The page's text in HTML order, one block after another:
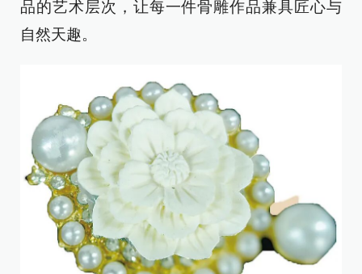
品的艺术层次，让每一件骨雕作品兼具匠心与
自然天趣。